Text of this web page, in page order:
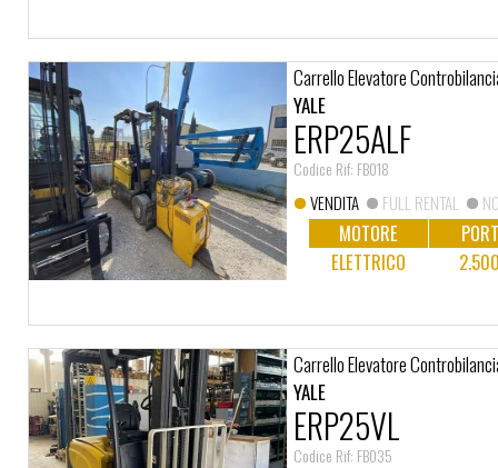
Carrello Elevatore
YALE
ERP25ALF
Codice Rif: FB018
VENDITA FULL RENTAL
MOTORE
ELETTRICO
Carrello Elevatore
YALE
ERP25VL
Codice Rif: FB035